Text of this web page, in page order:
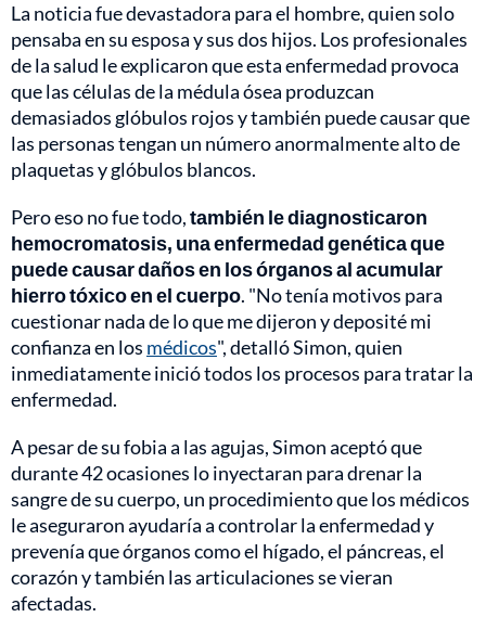
La noticia fue devastadora para el hombre, quien solo
pensaba en su esposa y sus dos hijos. Los profesionales
de la salud le explicaron que esta enfermedad provoca
que las células de la médula ósea produzcan
demasiados glóbulos rojos y también puede causar que
las personas tengan un número anormalmente alto de
plaquetas y glóbulos blancos.
Pero eso no fue todo,también le diagnosticaron
hemocromatosis, una enfermedad genética que
puede causar daños en los órganos al acumular
hierro tóxico en el cuerpo. "No tenía motivos para
cuestionar nada de lo que me dijeron y deposité mi
confianza en los médicos", detalló Simon, quien
inmediatamente inició todos los procesos para tratar la
enfermedad.
A pesar de su fobia a las agujas, Simon aceptó que
durante 42 ocasiones lo inyectaran para drenar la
sangre de su cuerpo, un procedimiento que los médicos
le aseguraron ayudaría a controlar la enfermedad y
prevenía que órganos como el hígado, el páncreas, el
corazón y también las articulaciones se vieran
afectadas.